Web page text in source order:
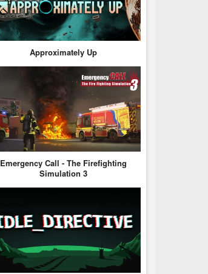
Approximately Up
Emergency Call - The Firefighting
Simulation 3